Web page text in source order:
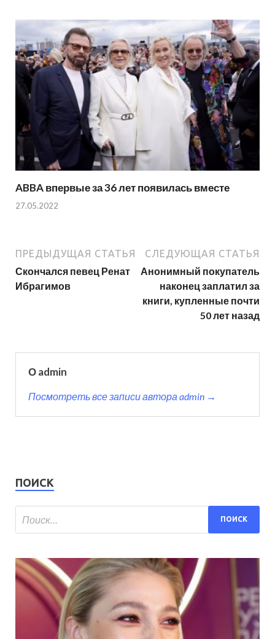
ABBA впервые за 36 лет появилась вместе
27.05.2022
ПРЕДЫДУЩАЯ СТАТЬЯ
Скончался певец Ренат
Ибрагимов
СЛЕДУЮЩАЯ СТАТЬЯ
Анонимный покупатель
наконец заплатил за
книги, купленные почти
50 лет назад
О admin
Посмотреть все записи автора admin →
ПОИСК